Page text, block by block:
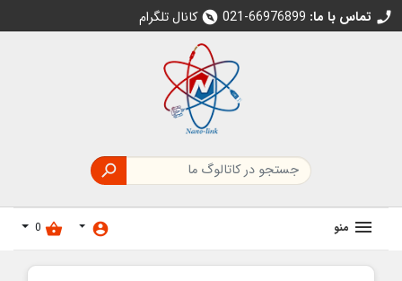
call تماس با ما: 021-66976899
explore کانال تلگرام

منو account_circle
shopping_basket
0